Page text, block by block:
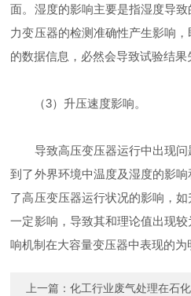
面。湿度的影响主要是指湿度导
力变压器的检测准确性产生影响
的数据信息，必然会导致试验结果
（3）升压速度影响。
导致高压变压器运行中出现问
到了外界环境中温度及湿度的影
了高压变压器运行状况的影响，
一定影响，导致其和理论值出现
响机制在大容量变压器中表现的为
上一篇：化工行业废气处理在石